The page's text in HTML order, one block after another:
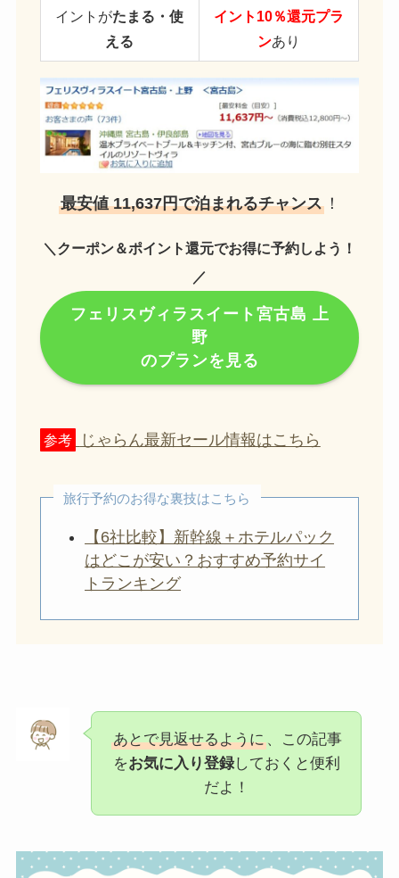
イントがたまる・使
える
イント10％還元プラ
ンあり
最安値 11,637円で泊まれるチャンス ！
＼クーポン＆ポイント還元でお得に予約しよう！
／
フェリスヴィラスイート宮古島 上
野
のプランを見る
参考 じゃらん最新セール情報はこちら
旅行予約のお得な裏技はこちら
【6社比較】新幹線＋ホテルパック
はどこが安い？おすすめ予約サイ
トランキング
あとで見返せるように、この記事
をお気に入り登録しておくと便利
だよ！